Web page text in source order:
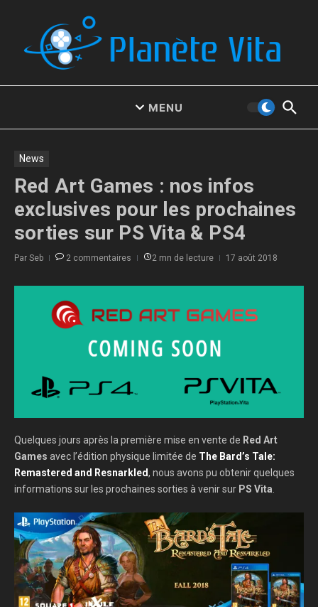
MENU
News
Red Art Games : nos infos
exclusives pour les prochaines
sorties sur PS Vita & PS4
Par Seb 2 commentaires 2 mn de lecture 17 août 2018
Quelques jours après la première mise en vente de Red Art
Games avec l’édition physique limitée de The Bard’s Tale:
Remastered and Resnarkled, nous avons pu obtenir quelques
informations sur les prochaines sorties à venir sur PS Vita.